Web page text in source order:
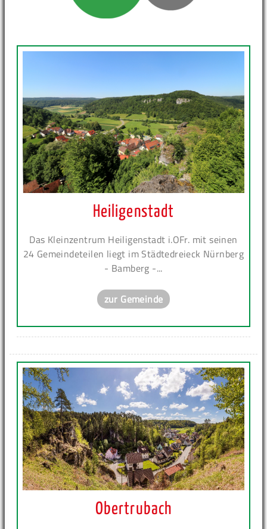
Heiligenstadt
Das Kleinzentrum Heiligenstadt i.OFr. mit seinen
24 Gemeindeteilen liegt im Städtedreieck Nürnberg
- Bamberg -...
zur Gemeinde
Obertrubach